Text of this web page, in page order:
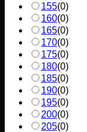
155(0)
160(0)
165(0)
170(0)
175(0)
180(0)
185(0)
190(0)
195(0)
200(0)
205(0)